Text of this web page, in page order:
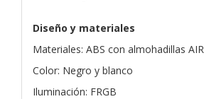
Diseño y materiales
Materiales: ABS con almohadillas AIR
Color: Negro y blanco
Iluminación: FRGB